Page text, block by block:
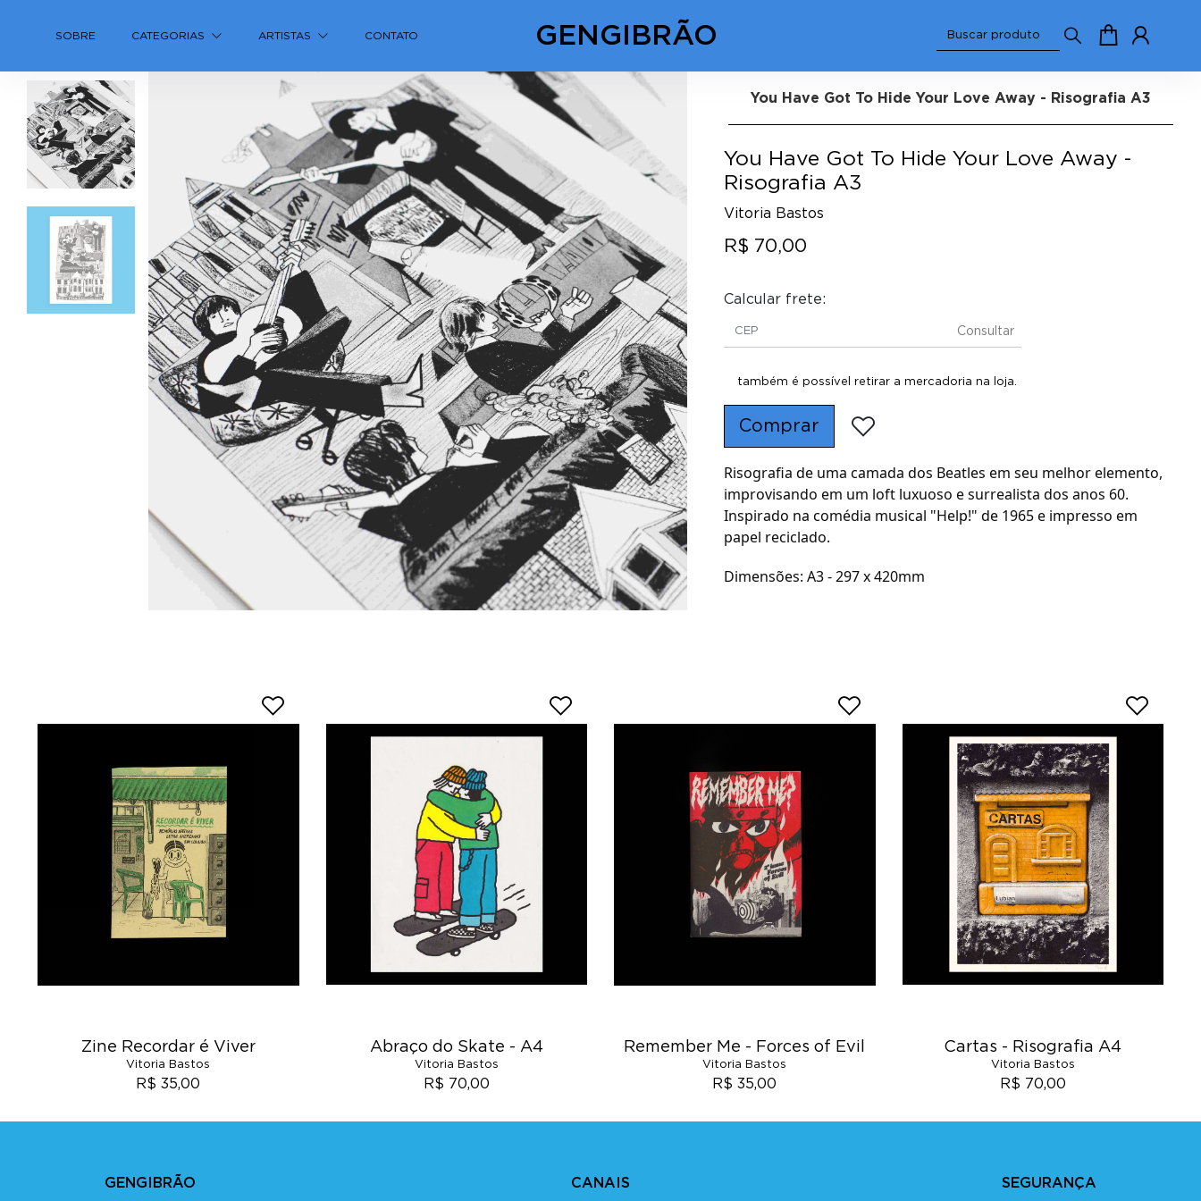
SOBRE CATEGORIAS ARTISTAS CONTATO GENGIBRÃO
Previous Next
You Have Got To Hide Your Love Away - Risografia A3
You Have Got To Hide Your Love Away -
Risografia A3
Vitoria Bastos
R$ 70,00
Calcular frete:
Consultar
também é possível retirar a mercadoria na loja.
Comprar
Risografia de uma camada dos Beatles em seu melhor elemento,
improvisando em um loft luxuoso e surrealista dos anos 60.
Inspirado na comédia musical "Help!" de 1965 e impresso em
papel reciclado.
Dimensões: A3 - 297 x 420mm
Zine Recordar é Viver
Vitoria Bastos
R$ 35,00
Abraço do Skate - A4
Vitoria Bastos
R$ 70,00
Remember Me - Forces of Evil
Vitoria Bastos
R$ 35,00
Cartas - Risografia A4
Vitoria Bastos
R$ 70,00
GENGIBRÃO CANAIS SEGURANÇA